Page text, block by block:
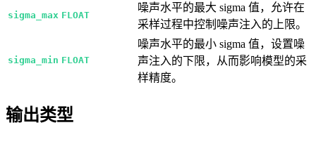
sigma_max FLOAT
噪声水平的最大 sigma 值，允许在
采样过程中控制噪声注入的上限。
sigma_min FLOAT
噪声水平的最小 sigma 值，设置噪
声注入的下限，从而影响模型的采
样精度。
输出类型